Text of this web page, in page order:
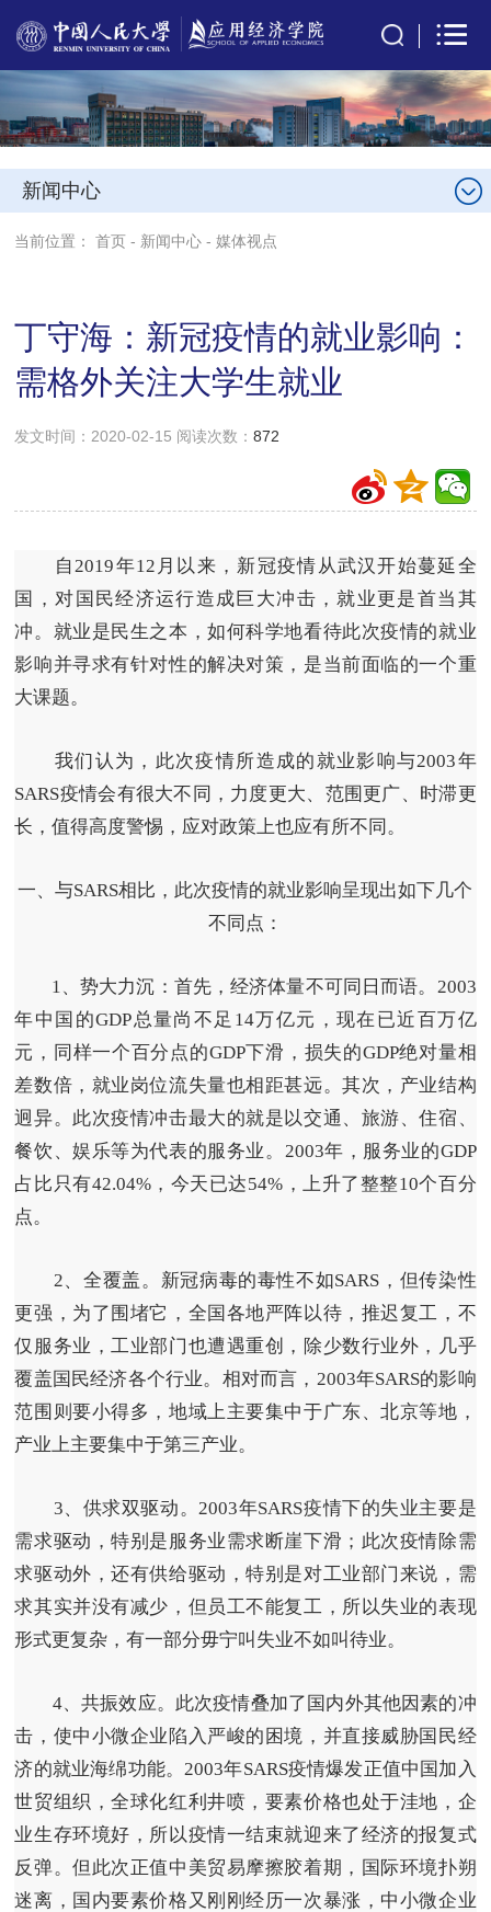
新闻中心
当前位置：首页 - 新闻中心 -媒体视点
丁守海：新冠疫情的就业影响：
需格外关注大学生就业
发文时间：2020-02-15 阅读次数：872
自2019年12月以来，新冠疫情从武汉开始蔓延全
国，对国民经济运行造成巨大冲击，就业更是首当其
冲。就业是民生之本，如何科学地看待此次疫情的就业
影响并寻求有针对性的解决对策，是当前面临的一个重
大课题。
我们认为，此次疫情所造成的就业影响与2003年
SARS疫情会有很大不同，力度更大、范围更广、时滞更
长，值得高度警惕，应对政策上也应有所不同。
一、与SARS相比，此次疫情的就业影响呈现出如下几个
不同点：
1、势大力沉：首先，经济体量不可同日而语。 2003
年中国的GDP总量尚不足14万亿元，现在已近百万亿
元，同样一个百分点的GDP下滑，损失的GDP绝对量相
差数倍，就业岗位流失量也相距甚远。其次，产业结构
迥异。此次疫情冲击最大的就是以交通、旅游、住宿、
餐饮、娱乐等为代表的服务业。2003年，服务业的GDP
占比只有42.04%，今天已达54%，上升了整整10个百分
点。
2、全覆盖。 新冠病毒的毒性不如SARS，但传染性
更强，为了围堵它，全国各地严阵以待，推迟复工，不
仅服务业，工业部门也遭遇重创，除少数行业外，几乎
覆盖国民经济各个行业。相对而言，2003年SARS的影响
范围则要小得多，地域上主要集中于广东、北京等地，
产业上主要集中于第三产业。
3、供求双驱动。2003年SARS疫情下的失业主要是
需求驱动，特别是服务业需求断崖下滑；此次疫情除需
求驱动外，还有供给驱动，特别是对工业部门来说，需
求其实并没有减少，但员工不能复工，所以失业的表现
形式更复杂，有一部分毋宁叫失业不如叫待业。
4、共振效应。 此次疫情叠加了国内外其他因素的冲
击，使中小微企业陷入严峻的困境，并直接威胁国民经
济的就业海绵功能。2003年SARS疫情爆发正值中国加入
世贸组织，全球化红利井喷，要素价格也处于洼地，企
业生存环境好，所以疫情一结束就迎来了经济的报复式
反弹。但此次正值中美贸易摩擦胶着期，国际环境扑朔
迷离，国内要素价格又刚刚经历一次暴涨，中小微企业